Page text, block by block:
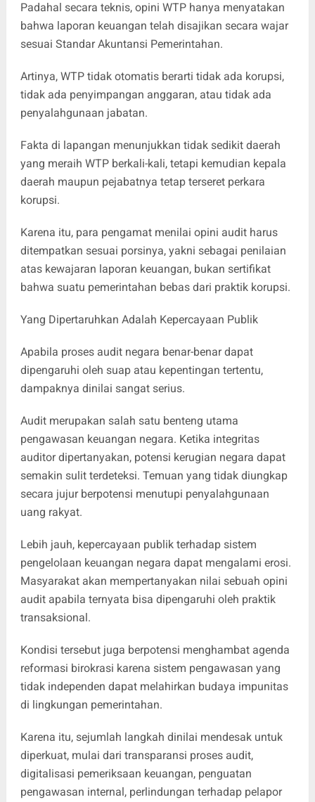
Padahal secara teknis, opini WTP hanya menyatakan
bahwa laporan keuangan telah disajikan secara wajar
sesuai Standar Akuntansi Pemerintahan.
Artinya, WTP tidak otomatis berarti tidak ada korupsi,
tidak ada penyimpangan anggaran, atau tidak ada
penyalahgunaan jabatan.
Fakta di lapangan menunjukkan tidak sedikit daerah
yang meraih WTP berkali-kali, tetapi kemudian kepala
daerah maupun pejabatnya tetap terseret perkara
korupsi.
Karena itu, para pengamat menilai opini audit harus
ditempatkan sesuai porsinya, yakni sebagai penilaian
atas kewajaran laporan keuangan, bukan sertifikat
bahwa suatu pemerintahan bebas dari praktik korupsi.
Yang Dipertaruhkan Adalah Kepercayaan Publik
Apabila proses audit negara benar-benar dapat
dipengaruhi oleh suap atau kepentingan tertentu,
dampaknya dinilai sangat serius.
Audit merupakan salah satu benteng utama
pengawasan keuangan negara. Ketika integritas
auditor dipertanyakan, potensi kerugian negara dapat
semakin sulit terdeteksi. Temuan yang tidak diungkap
secara jujur berpotensi menutupi penyalahgunaan
uang rakyat.
Lebih jauh, kepercayaan publik terhadap sistem
pengelolaan keuangan negara dapat mengalami erosi.
Masyarakat akan mempertanyakan nilai sebuah opini
audit apabila ternyata bisa dipengaruhi oleh praktik
transaksional.
Kondisi tersebut juga berpotensi menghambat agenda
reformasi birokrasi karena sistem pengawasan yang
tidak independen dapat melahirkan budaya impunitas
di lingkungan pemerintahan.
Karena itu, sejumlah langkah dinilai mendesak untuk
diperkuat, mulai dari transparansi proses audit,
digitalisasi pemeriksaan keuangan, penguatan
pengawasan internal, perlindungan terhadap pelapor